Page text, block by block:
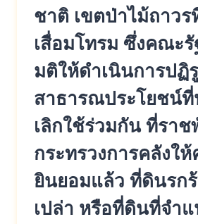
ชาติ เขตป่าไม้ถาวร
เสื่อมโทรม ซึ่งคณะ
มติให้ดำเนินการปฏิ
สาธารณประโยชน์
เลิกใช้ร่วมกัน ที่ราช
กระทรวงการคลังใ
ยินยอมแล้ว ที่ดินรก
เปล่า หรือที่ดินที่จำ